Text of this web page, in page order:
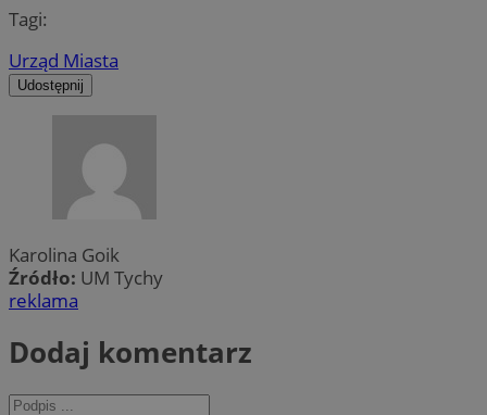
Tagi:
Urząd Miasta
Udostępnij
Karolina Goik
Źródło: UM Tychy
reklama
Dodaj komentarz